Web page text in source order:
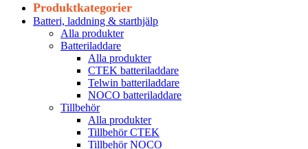
Produktkategorier
Batteri, laddning & starthjälp
Alla produkter
Batteriladdare
Alla produkter
CTEK batteriladdare
Telwin batteriladdare
NOCO batteriladdare
Tillbehör
Alla produkter
Tillbehör CTEK
Tillbehör NOCO